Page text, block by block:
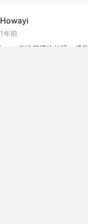
Howayi
1年前
jym，有换筋膜枪的吗，感觉